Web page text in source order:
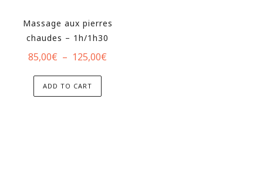
Massage aux pierres
chaudes – 1h/1h30
85,00€ – 125,00€
ADD TO CART